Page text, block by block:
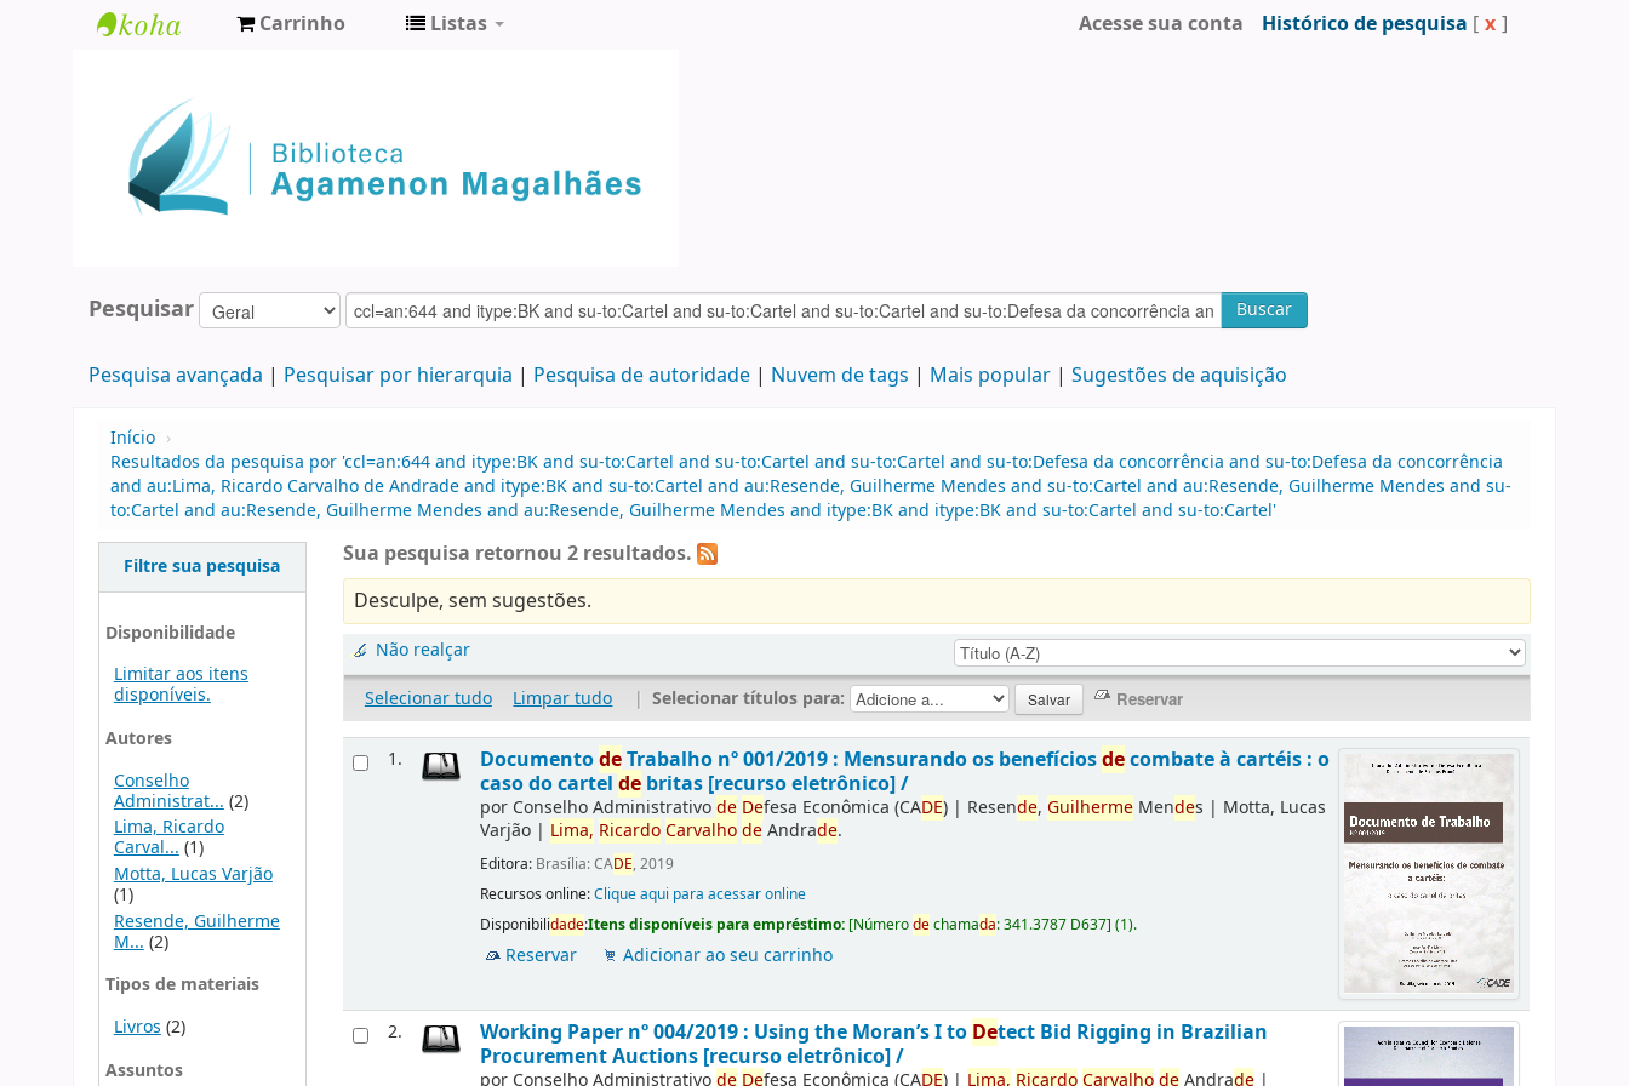
Agamenon
Magalhães
Carrinho Listas Acesse sua conta Histórico de pesquisa [ x ]
Pesquisar Buscar
Pesquisa avançada Pesquisar por hierarquia Pesquisa de autoridade Nuvem de tags Mais popular Sugestões de aquisição
Início ›
Resultados da pesquisa por 'ccl=an:644 and itype:BK and su-to:Cartel and su-to:Cartel and su-to:Cartel and su-to:Defesa da concorrência and su-to:Defesa da concorrência
and au:Lima, Ricardo Carvalho de Andrade and itype:BK and su-to:Cartel and au:Resende, Guilherme Mendes and su-to:Cartel and au:Resende, Guilherme Mendes and su-
to:Cartel and au:Resende, Guilherme Mendes and au:Resende, Guilherme Mendes and itype:BK and itype:BK and su-to:Cartel and su-to:Cartel'
Filtre sua pesquisa
Disponibilidade
Limitar aos itens
disponíveis.
Autores
Conselho
Administrat... (2)
Lima, Ricardo
Carval...(1)
Motta, Lucas Varjão
(1)
Resende, Guilherme
M... (2)
Tipos de materiais
Livros (2)
Assuntos
Sua pesquisa retornou 2 resultados.
Desculpe, sem sugestões.
Não realçar
Selecionar tudo
Limpar tudo | Selecionar títulos para:
1. DocumentodeTrabalho nº 001/2019 : Mensurando os benefíciosdecombate à cartéis : o
caso do cartelde britas [recurso eletrônico] /
por Conselho Administrativode Defesa Econômica (CADE) | Resende,Guilherme Mendes | Motta, Lucas
Varjão | Lima, RicardoCarvalhodeAndrade.
Editora: Brasília: CADE, 2019
Recursos online:Clique aqui para acessar online
Disponibilidade:Itens disponíveis para empréstimo: [Númerodechamada:341.3787 D637](1).
Reservar Adicionar ao seu carrinho
2. Working Paper nº 004/2019 : Using the Moran’s I to Detect Bid Rigging in Brazilian
Procurement Auctions [recurso eletrônico] /